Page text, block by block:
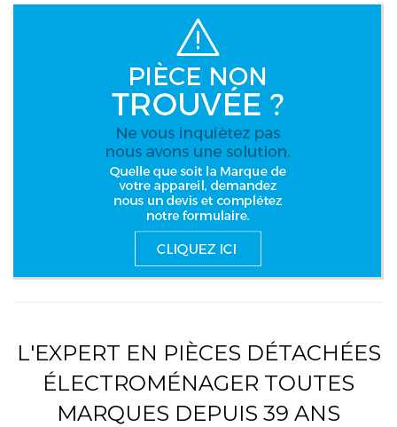
L'EXPERT EN PIÈCES DÉTACHÉES
ÉLECTROMÉNAGER TOUTES
MARQUES DEPUIS 39 ANS